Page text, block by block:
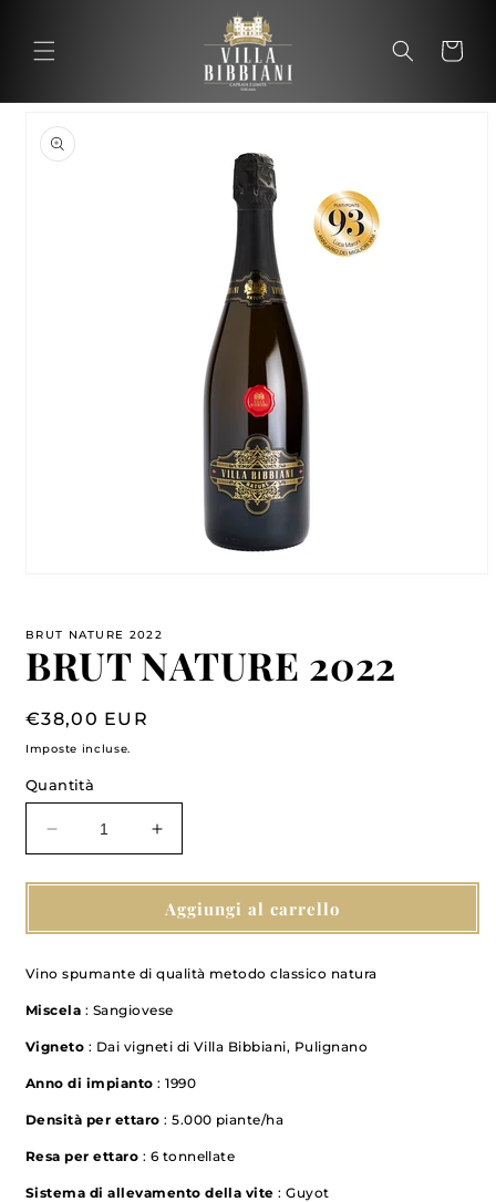
ai contenuti
Carrello
informazioni
sul prodotto
1
finestra
modale
BRUT NATURE 2022
BRUT NATURE 2022
Prezzo
di
€38,00 EUR
Imposte incluse.
Quantità
Diminuisci
quantità
per
NATURE
Aumenta
quantità
per
BRUT
NATURE
Aggiungi al carrello
Vino spumante di qualità metodo classico natura
Miscela : Sangiovese
Vigneto : Dai vigneti di Villa Bibbiani, Pulignano
Anno di impianto : 1990
Densità per ettaro : 5.000 piante/ha
Resa per ettaro : 6 tonnellate
Sistema di allevamento della vite : Guyot